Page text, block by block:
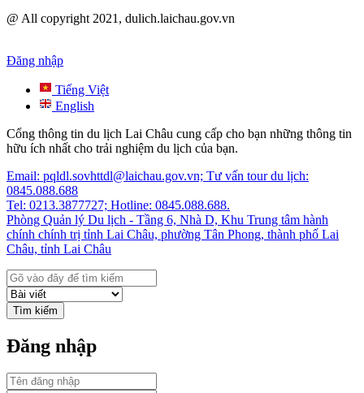
@ All copyright 2021, dulich.laichau.gov.vn
Đăng nhập
Tiếng Việt
English
Cổng thông tin du lịch Lai Châu cung cấp cho bạn những thông tin
hữu ích nhất cho trải nghiệm du lịch của bạn.
Email: pqldl.sovhttdl@laichau.gov.vn; Tư vấn tour du lịch:
0845.088.688
Tel: 0213.3877727; Hotline: 0845.088.688.
Phòng Quản lý Du lịch - Tầng 6, Nhà D, Khu Trung tâm hành
chính chính trị tỉnh Lai Châu, phường Tân Phong, thành phố Lai
Châu, tỉnh Lai Châu
Tìm kiếm
Đăng nhập